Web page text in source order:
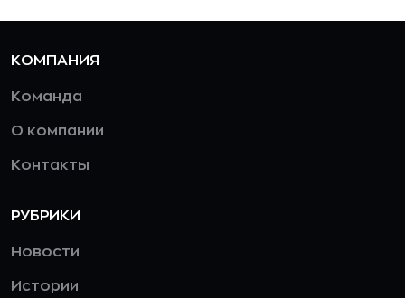
КОМПАНИЯ
Команда
О компании
Контакты
РУБРИКИ
Новости
Истории